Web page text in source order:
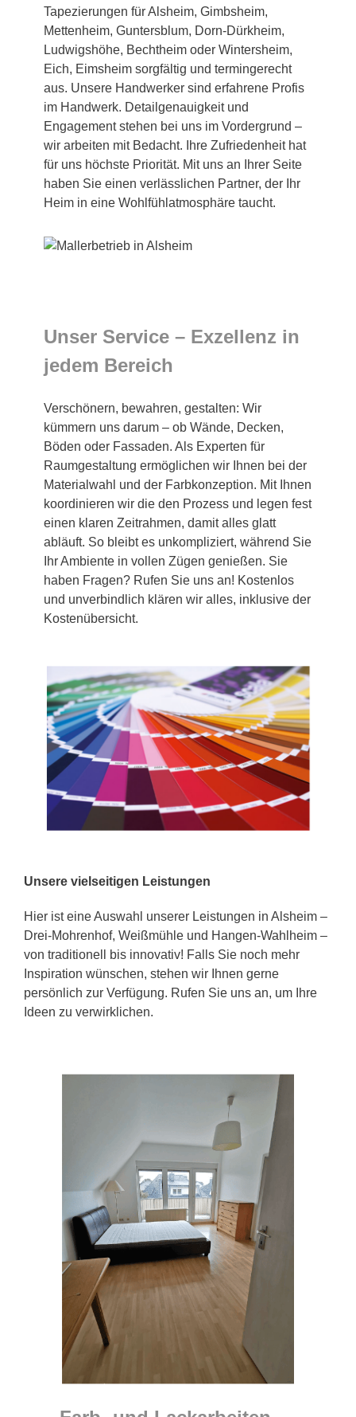
Tapezierungen für Alsheim, Gimbsheim,
Mettenheim, Guntersblum, Dorn-Dürkheim,
Ludwigshöhe, Bechtheim oder Wintersheim,
Eich, Eimsheim sorgfältig und termingerecht
aus. Unsere Handwerker sind erfahrene Profis
im Handwerk. Detailgenauigkeit und
Engagement stehen bei uns im Vordergrund –
wir arbeiten mit Bedacht. Ihre Zufriedenheit hat
für uns höchste Priorität. Mit uns an Ihrer Seite
haben Sie einen verlässlichen Partner, der Ihr
Heim in eine Wohlfühlatmosphäre taucht.
Unser Service – Exzellenz in
jedem Bereich
Verschönern, bewahren, gestalten: Wir
kümmern uns darum – ob Wände, Decken,
Böden oder Fassaden. Als Experten für
Raumgestaltung ermöglichen wir Ihnen bei der
Materialwahl und der Farbkonzeption. Mit Ihnen
koordinieren wir die den Prozess und legen fest
einen klaren Zeitrahmen, damit alles glatt
abläuft. So bleibt es unkompliziert, während Sie
Ihr Ambiente in vollen Zügen genießen. Sie
haben Fragen? Rufen Sie uns an! Kostenlos
und unverbindlich klären wir alles, inklusive der
Kostenübersicht.
Unsere vielseitigen Leistungen
Hier ist eine Auswahl unserer Leistungen in Alsheim –
Drei-Mohrenhof, Weißmühle und Hangen-Wahlheim –
von traditionell bis innovativ! Falls Sie noch mehr
Inspiration wünschen, stehen wir Ihnen gerne
persönlich zur Verfügung. Rufen Sie uns an, um Ihre
Ideen zu verwirklichen.